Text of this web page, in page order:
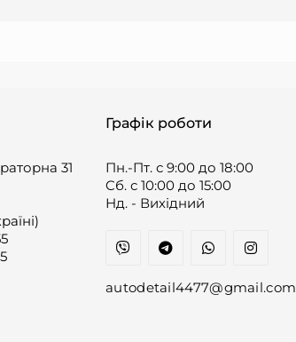
31
Графік роботи
Пн.-Пт. с 9:00 до 18:00
Cб. с 10:00 до 15:00
Нд. - Вихідний
autodetail4477@gmail.com